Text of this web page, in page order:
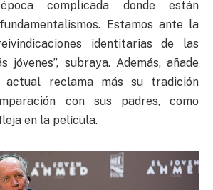
complicada donde están
Estamos ante la
identitarias de las
jóvenes”, subraya. Además, añade
actual reclama más su tradición
con sus padres, como
en la película.